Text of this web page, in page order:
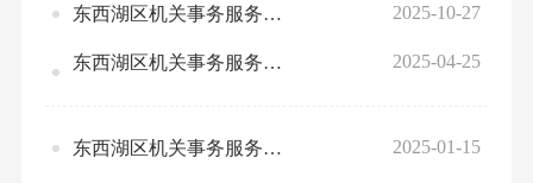
东西湖区机关事务服务中心2024年决算公开文档 2025-10-27
东西湖区机关事务服务中心2024年部门整体、项目绩效自评情况表、汇总表 2025-04-25
东西湖区机关事务服务中心2025年部门预算公开 2025-01-15